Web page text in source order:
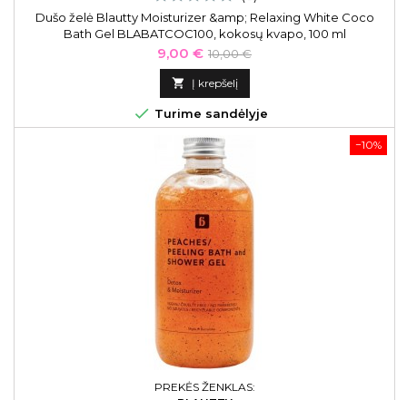
Dušo želė Blautty Moisturizer &amp; Relaxing White Coco
Bath Gel BLABATCOC100, kokosų kvapo, 100 ml
Kaina
9,00 € Bazinė
kaina
10,00 €
 Į krepšelį
 Turime sandėlyje
−10%
PREKĖS ŽENKLAS: